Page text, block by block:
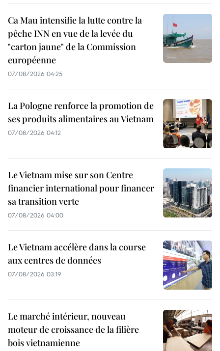
Ca Mau intensifie la lutte contre la
pêche INN en vue de la levée du
"carton jaune" de la Commission
européenne
07/08/2026 04:25
La Pologne renforce la promotion de
ses produits alimentaires au Vietnam
07/08/2026 04:12
Le Vietnam mise sur son Centre
financier international pour financer
sa transition verte
07/08/2026 04:00
Le Vietnam accélère dans la course
aux centres de données
07/08/2026 03:19
Le marché intérieur, nouveau
moteur de croissance de la filière
bois vietnamienne